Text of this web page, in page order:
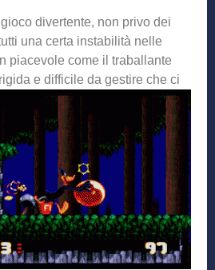
gioco divertente, non privo dei
una certa instabilità nelle
piacevole come il traballante
e difficile da gestire che ci